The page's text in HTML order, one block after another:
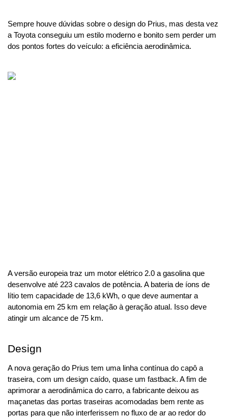
Sempre houve dúvidas sobre o design do Prius, mas desta vez
a Toyota conseguiu um estilo moderno e bonito sem perder um
dos pontos fortes do veículo: a eficiência aerodinâmica.
A versão europeia traz um motor elétrico 2.0 a gasolina que
desenvolve até 223 cavalos de potência. A bateria de íons de
lítio tem capacidade de 13,6 kWh, o que deve aumentar a
autonomia em 25 km em relação à geração atual. Isso deve
atingir um alcance de 75 km.
Design
A nova geração do Prius tem uma linha contínua do capô a
traseira, com um design caído, quase um fastback. A fim de
aprimorar a aerodinâmica do carro, a fabricante deixou as
maçanetas das portas traseiras acomodadas bem rente as
portas para que não interferissem no fluxo de ar ao redor do